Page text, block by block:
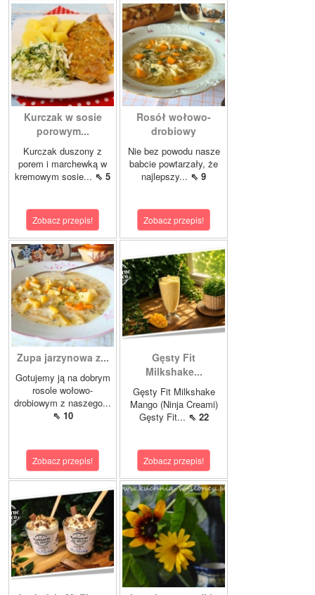
Kurczak w sosie
porowym...
Kurczak duszony z
porem i marchewką w
kremowym sosie... ⇖ 5
Zobacz przepis!
Rosół wołowo-
drobiowy
Nie bez powodu nasze
babcie powtarzały, że
najlepszy... ⇖ 9
Zobacz przepis!
Zupa jarzynowa z...
Gotujemy ją na dobrym
rosole wołowo-
drobiowym z naszego...
⇖ 10
Zobacz przepis!
Gęsty Fit
Milkshake...
Gęsty Fit Milkshake
Mango (Ninja Creami)
Gęsty Fit... ⇖ 22
Zobacz przepis!